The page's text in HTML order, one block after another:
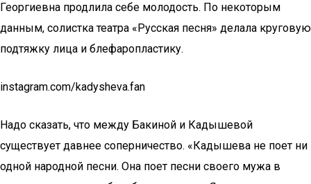
Георгиевна продлила себе молодость. По некоторым
данным, солистка театра «Русская песня» делала круговую
подтяжку лица и блефаропластику.
instagram.com/kadysheva.fan
Надо сказать, что между Бакиной и Кадышевой
существует давнее соперничество. «Кадышева не поет ни
одной народной песни. Она поет песни своего мужа в